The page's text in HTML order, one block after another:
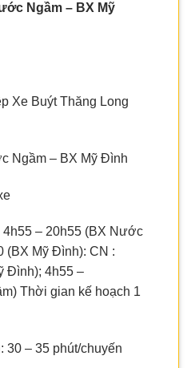
Ngầm – BX Mỹ
Xe Buýt Thăng Long
Ngầm – BX Mỹ Đình
4h55 – 20h55 (BX Nước
(BX Mỹ Đình): CN :
Đình); 4h55 –
Thời gian kế hoạch 1
30 – 35 phút/chuyến